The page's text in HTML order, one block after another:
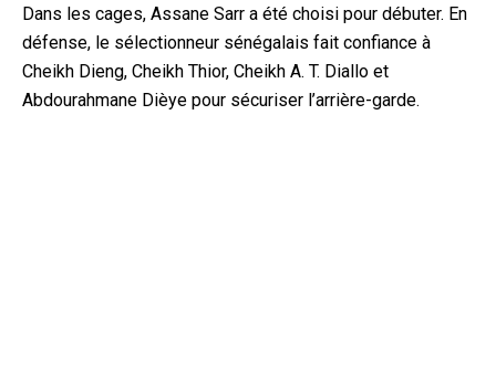
Dans les cages, Assane Sarr a été choisi pour débuter. En
défense, le sélectionneur sénégalais fait confiance à
Cheikh Dieng, Cheikh Thior, Cheikh A. T. Diallo et
Abdourahmane Dièye pour sécuriser l’arrière-garde.